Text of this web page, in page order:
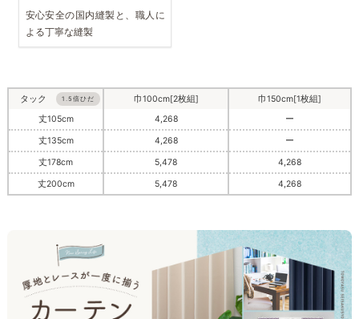
安心安全の国内縫製と、職人に
よる丁寧な縫製
タック 1.5倍ひだ 巾100cm[2枚組]
巾150cm[1枚組]
丈105cm
4,268 ー
丈135cm 4,268 ー
丈178cm 5,478 4,268
丈200cm 5,478 4,268